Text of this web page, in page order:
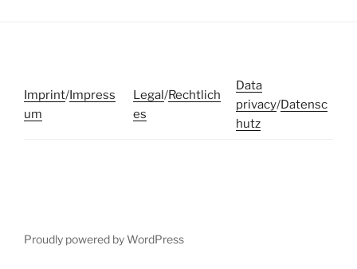
Imprint/Impress
um
Legal/Rechtlich
es
Data
privacy/Datensc
hutz
Proudly powered by WordPress